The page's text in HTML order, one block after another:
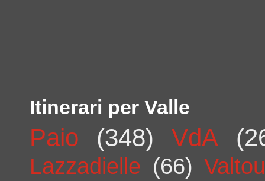
Itinerari per Valle
Paio (348) VdA
Lazzadielle (66)